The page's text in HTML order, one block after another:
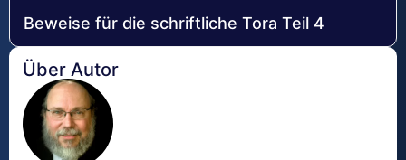
Beweise für die schriftliche Tora Teil 4
Über Autor